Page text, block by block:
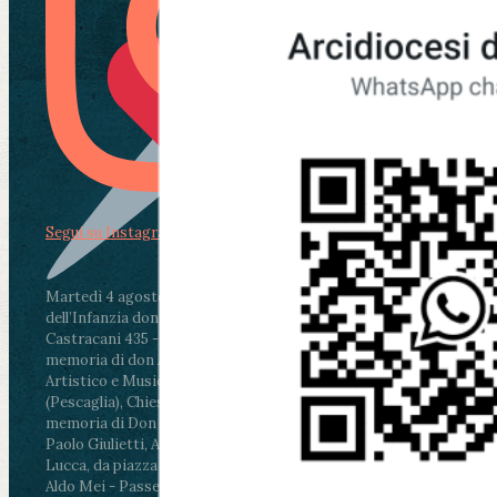
Martedì 4 agosto2026
ore 11:30 - Lucca, Scuola
dell’Infanzia don Aldo Mei - Viale Castruccio
Castracani 435 - Inaugurazione murales in
memoria di don Aldo Mei curato dal Liceo
Artistico e Musicale “Passaglia”
ore 18 - Fiano
(Pescaglia), Chiesa parrocchiale - Messa in
memoria di Don Aldo Mei celebrata da mons.
Paolo Giulietti, Arcivescovo di Lucca
ore 20.30 -
Lucca, da piazza San Michele al Cippo di don
Aldo Mei - Passeggiata della Memoria in alcuni
Segui su Instagram